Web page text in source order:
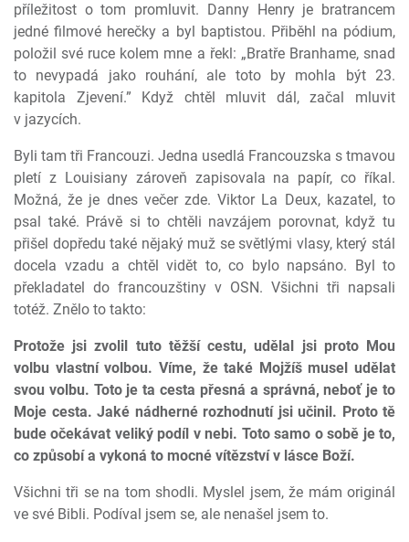
příležitost o tom promluvit. Danny Henry je bratrancem
jedné filmové herečky a byl baptistou. Přiběhl na pódium,
položil své ruce kolem mne a řekl: „Bratře Branhame, snad
to nevypadá jako rouhání, ale toto by mohla být 23.
kapitola Zjevení.” Když chtěl mluvit dál, začal mluvit
v jazycích.
Byli tam tři Francouzi. Jedna usedlá Francouzska s tmavou
pletí z Louisiany zároveň zapisovala na papír, co říkal.
Možná, že je dnes večer zde. Viktor La Deux, kazatel, to
psal také. Právě si to chtěli navzájem porovnat, když tu
přišel dopředu také nějaký muž se světlými vlasy, který stál
docela vzadu a chtěl vidět to, co bylo napsáno. Byl to
překladatel do francouzštiny v OSN. Všichni tři napsali
totéž. Znělo to takto:
Protože jsi zvolil tuto těžší cestu, udělal jsi proto Mou
volbu vlastní volbou. Víme, že také Mojžíš musel udělat
svou volbu. Toto je ta cesta přesná a správná, neboť je to
Moje cesta. Jaké nádherné rozhodnutí jsi učinil. Proto tě
bude očekávat veliký podíl v nebi. Toto samo o sobě je to,
co způsobí a vykoná to mocné vítězství v lásce Boží.
Všichni tři se na tom shodli. Myslel jsem, že mám originál
ve své Bibli. Podíval jsem se, ale nenašel jsem to.